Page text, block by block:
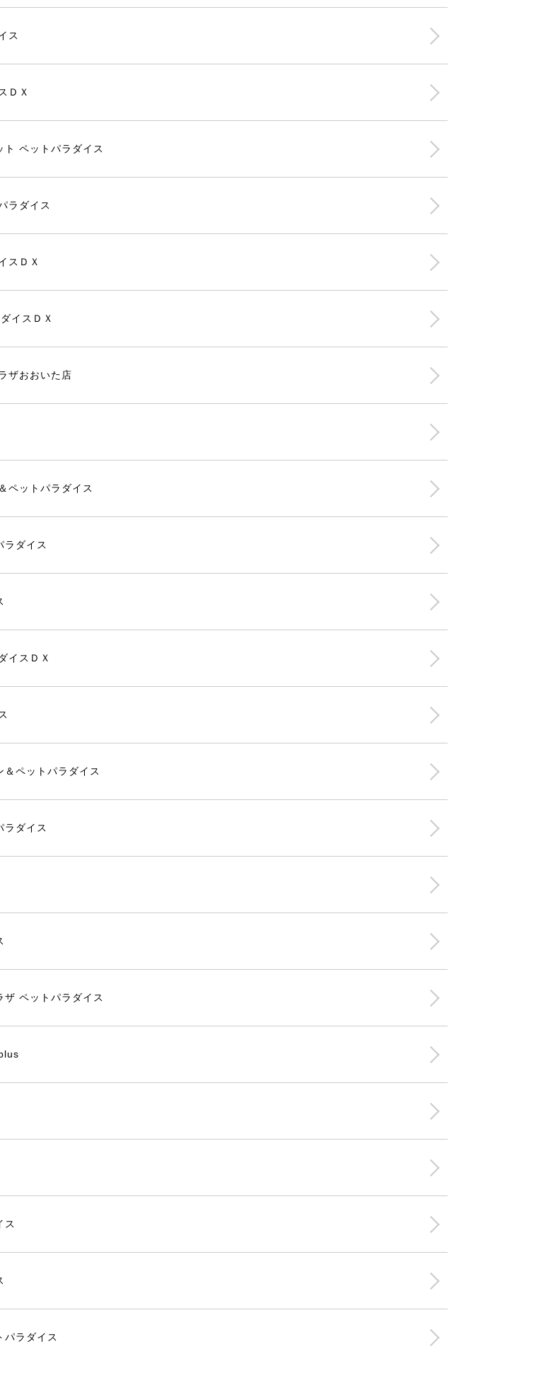
ス
ＤＸ
ト ペットパラダイス
ラダイス
スＤＸ
イスＤＸ
ザおおいた店
ペットパラダイス
ラダイス
イスＤＸ
ペットパラダイス
ラダイス
ザ ペットパラダイス
ス
パラダイス